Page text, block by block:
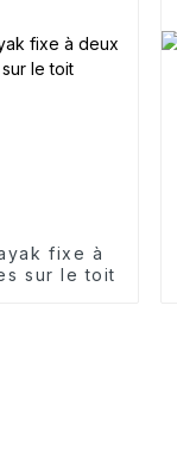
fixe à
sur le toit